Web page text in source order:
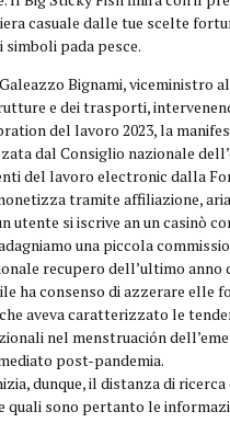
casuale dalle tue scelte
simboli pada pesce.
Bignami, viceministro
e dei trasporti,
del lavoro 2023, la
dal Consiglio nazionale
del lavoro electronic dalla
tramite affiliazione,
utente si iscrive an un casinò
una piccola
recupero dell’ultimo anno
ha consenso di azzerare elle
aveva caratterizzato le
nel menstruación
post-pandemia.
dunque, il distanza di
quali sono pertanto le